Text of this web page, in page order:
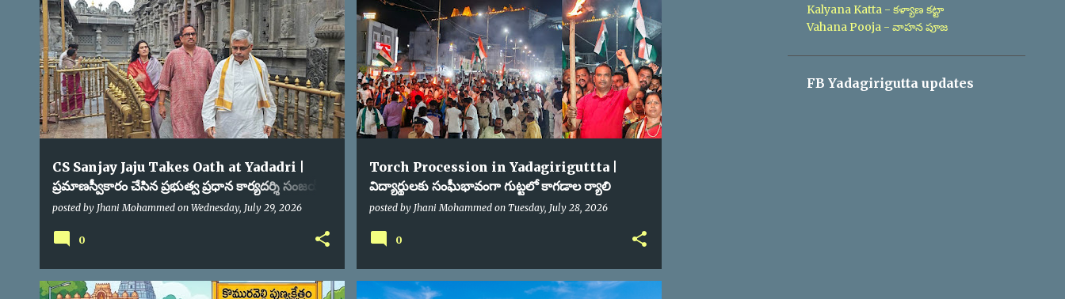
CS Sanjay Jaju Takes Oath at Yadadri |
ప్రమాణస్వీకారం చేసిన ప్రభుత్వ ప్రధాన కార్యదర్శి సంజయ్
జాజు
posted by Jhani Mohammed on Wednesday, July 29, 2026
YTD YTDA
0
Torch Procession in Yadagiriguttta |
విద్యార్థులకు సంఘీభావంగా గుట్టలో కాగడాల ర్యాలి
posted by Jhani Mohammed on Tuesday, July 28, 2026
CJP POLITICAL NEWS
0
Kalyana Katta - కళ్యాణ కట్టా
Vahana Pooja - వాహన పూజ
FB Yadagirigutta updates